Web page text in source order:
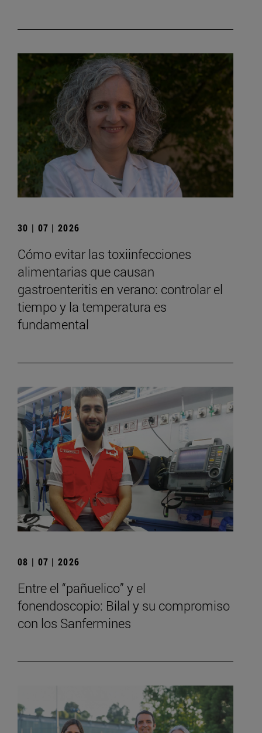
30 | 07 | 2026
Cómo evitar las toxiinfecciones
alimentarias que causan
gastroenteritis en verano: controlar el
tiempo y la temperatura es
fundamental
08 | 07 | 2026
Entre el “pañuelico” y el
fonendoscopio: Bilal y su compromiso
con los Sanfermines